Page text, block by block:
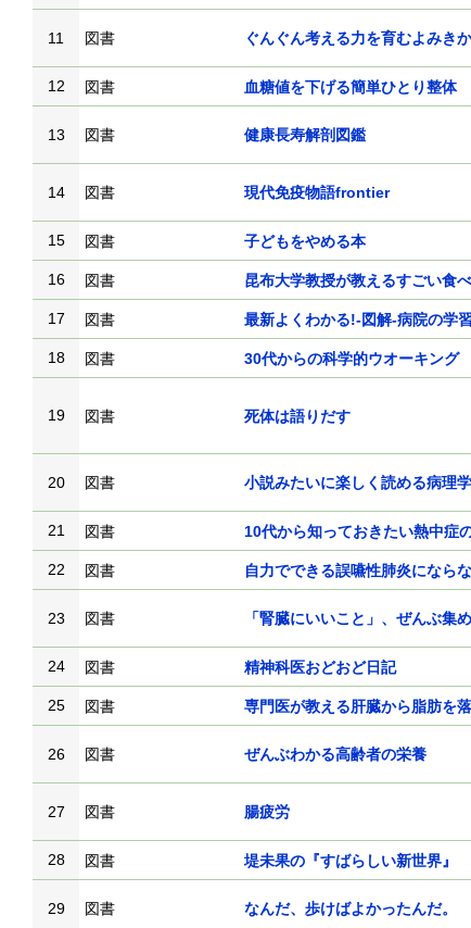
11 図書 ぐんぐん考える力を育むよみき
12 図書 血糖値を下げる簡単ひとり整体
13 図書 健康長寿解剖図鑑
14 図書 現代免疫物語frontier
15 図書 子どもをやめる本
16 図書 昆布大学教授が教えるすごい食
17 図書 最新よくわかる!-図解-病院の学
18 図書 30代からの科学的ウオーキング
19 図書 死体は語りだす
20 図書 小説みたいに楽しく読める病理
21 図書 10代から知っておきたい熱中症
22 図書 自力でできる誤嚥性肺炎になら
23 図書 「腎臓にいいこと」、ぜんぶ集め
24 図書 精神科医おどおど日記
25 図書 専門医が教える肝臓から脂肪を
26 図書 ぜんぶわかる高齢者の栄養
27 図書 腸疲労
28 図書 堤未果の『すばらしい新世界』
29 図書 なんだ、歩けばよかったんだ。